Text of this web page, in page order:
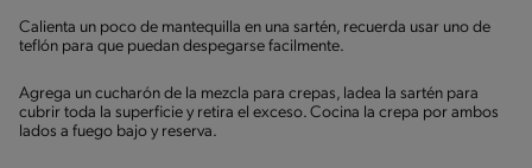
Calienta un poco de mantequilla en una sartén, recuerda usar uno de
teflón para que puedan despegarse facilmente.
Agrega un cucharón de la mezcla para crepas, ladea la sartén para
cubrir toda la superficie y retira el exceso. Cocina la crepa por ambos
lados a fuego bajo y reserva.